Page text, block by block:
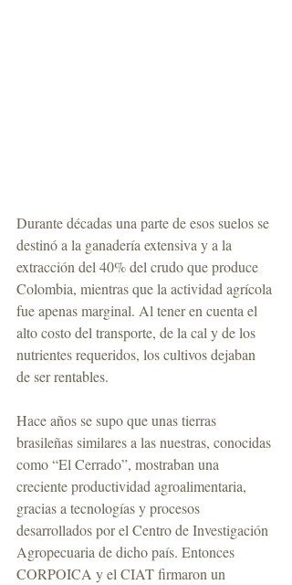
Durante décadas una parte de esos suelos se
destinó a la ganadería extensiva y a la
extracción del 40% del crudo que produce
Colombia, mientras que la actividad agrícola
fue apenas marginal. Al tener en cuenta el
alto costo del transporte, de la cal y de los
nutrientes requeridos, los cultivos dejaban
de ser rentables.
Hace años se supo que unas tierras
brasileñas similares a las nuestras, conocidas
como “El Cerrado”, mostraban una
creciente productividad agroalimentaria,
gracias a tecnologías y procesos
desarrollados por el Centro de Investigación
Agropecuaria de dicho país. Entonces
CORPOICA y el CIAT firmaron un